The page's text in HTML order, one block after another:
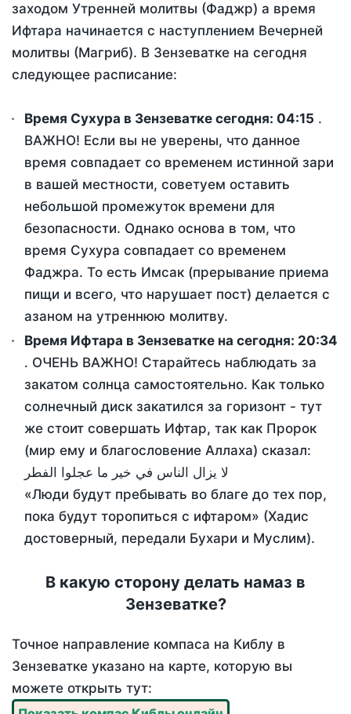
заходом Утренней молитвы (Фаджр) а время
Ифтара начинается с наступлением Вечерней
молитвы (Магриб). В Зензеватке на сегодня
следующее расписание:
Время Сухура в Зензеватке сегодня: 04:15 .
ВАЖНО! Если вы не уверены, что данное
время совпадает со временем истинной зари
в вашей местности, советуем оставить
небольшой промежуток времени для
безопасности. Однако основа в том, что
время Сухура совпадает со временем
Фаджра. То есть Имсак (прерывание приема
пищи и всего, что нарушает пост) делается с
азаном на утреннюю молитву.
Время Ифтара в Зензеватке на сегодня: 20:34
. ОЧЕНЬ ВАЖНО! Старайтесь наблюдать за
закатом солнца самостоятельно. Как только
солнечный диск закатился за горизонт - тут
же стоит совершать Ифтар, так как Пророк
(мир ему и благословение Аллаха) сказал:
لا يزال الناس في خير ما عجلوا الفطر
«Люди будут пребывать во благе до тех пор,
пока будут торопиться с ифтаром» (Хадис
достоверный, передали Бухари и Муслим).
В какую сторону делать намаз в
Зензеватке?
Точное направление компаса на Киблу в
Зензеватке указано на карте, которую вы
можете открыть тут: